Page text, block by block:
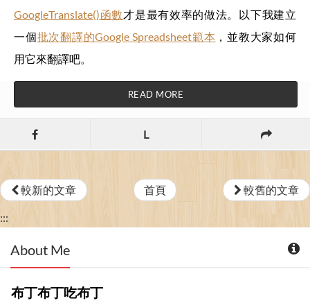
GoogleTranslate()函數才是最有效率的做法。以下我建立
一個批次翻譯的Google Spreadsheet範本 ，並教大家如何
用它來翻譯吧。
READ MORE
L
較新的文章 首頁 較舊的文章
:::
About Me
布丁布丁吃布丁